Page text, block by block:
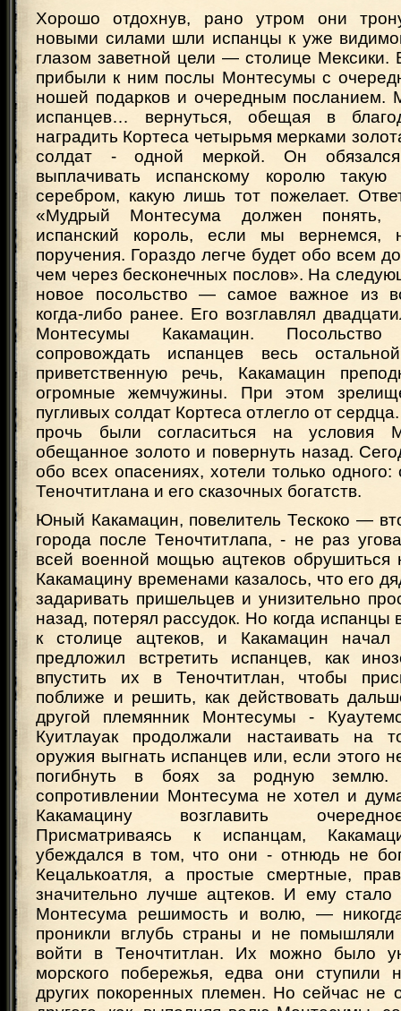
Хорошо отдохнув, рано утром они
новыми силами шли испанцы к уже
глазом заветной цели — столице Мексики.
прибыли к ним послы Монтесумы с
ношей подарков и очередным посланием.
испанцев… вернуться, обещая в
наградить Кортеса четырьмя мерками
солдат - одной меркой. Он
выплачивать испанскому королю
серебром, какую лишь тот пожелает.
«Мудрый Монтесума должен понять,
испанский король, если мы вернемся,
поручения. Гораздо легче будет обо всем
чем через бесконечных послов». На
новое посольство — самое важное из
когда-либо ранее. Его возглавлял
Монтесумы Какамацин.
сопровождать испанцев весь
приветственную речь, Какамацин
огромные жемчужины. При этом
пугливых солдат Кортеса отлегло от
прочь были согласиться на условия
обещанное золото и повернуть назад.
обо всех опасениях, хотели только одного:
Теночтитлана и его сказочных богатств.
Юный Какамацин, повелитель Тескоко —
города после Теночтитлапа, - не раз
всей военной мощью ацтеков обрушиться
Какамацину временами казалось, что его
задаривать пришельцев и унизительно
назад, потерял рассудок. Но когда
к столице ацтеков, и Какамацин начал
предложил встретить испанцев, как
впустить их в Теночтитлан, чтобы
поближе и решить, как действовать
другой племянник Монтесумы -
Куитлауак продолжали настаивать на
оружия выгнать испанцев или, если этого
погибнуть в боях за родную землю.
сопротивлении Монтесума не хотел и
Какамацину возглавить
Присматриваясь к испанцам,
убеждался в том, что они - отнюдь не
Кецалькоатля, а простые смертные,
значительно лучше ацтеков. И ему стало
Монтесума решимость и волю, —
проникли вглубь страны и не
войти в Теночтитлан. Их можно было
морского побережья, едва они
других покоренных племен. Но сейчас не